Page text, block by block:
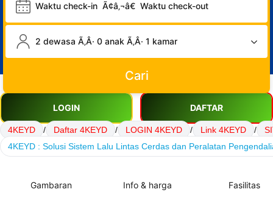
Waktu check-in Ã¢â‚¬â€ Waktu check-out
2 dewasa Ã‚Â· 0 anak Ã‚Â· 1 kamar
Cari
LOGIN DAFTAR
4KEYD / Daftar 4KEYD / LOGIN 4KEYD / Link 4KEYD /
4KEYD : Solusi Sistem Lalu Lintas Cerdas dan Peralatan
Gambaran Info & harga Fasilitas